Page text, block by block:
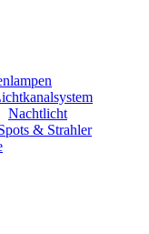
Nachtlicht
& Strahler